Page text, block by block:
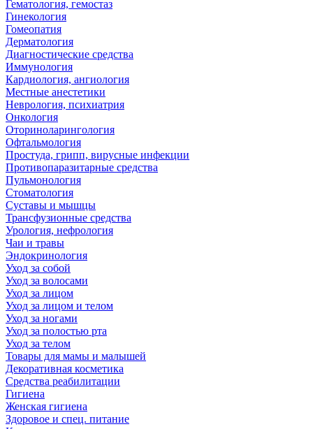
Гематология, гемостаз
Гинекология
Гомеопатия
Дерматология
Диагностические средства
Иммунология
Кардиология, ангиология
Местные анестетики
Неврология, психиатрия
Онкология
Оториноларингология
Офтальмология
Простуда, грипп, вирусные инфекции
Противопаразитарные средства
Пульмонология
Стоматология
Суставы и мышцы
Трансфузионные средства
Урология, нефрология
Чаи и травы
Эндокринология
Уход за собой
Уход за волосами
Уход за лицом
Уход за лицом и телом
Уход за ногами
Уход за полостью рта
Уход за телом
Товары для мамы и малышей
Декоративная косметика
Средства реабилитации
Гигиена
Женская гигиена
Здоровое и спец. питание